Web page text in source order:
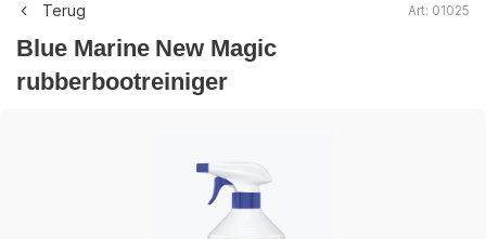
Terug Art: 01025
Blue Marine New Magic
rubberbootreiniger